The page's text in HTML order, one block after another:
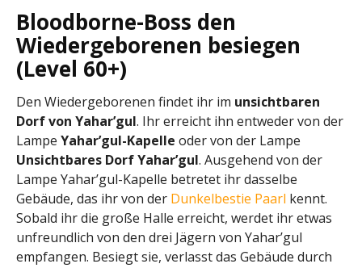
Bloodborne-Boss den
Wiedergeborenen besiegen
(Level 60+)
Den Wiedergeborenen findet ihr im unsichtbaren
Dorf von Yahar’gul. Ihr erreicht ihn entweder von der
Lampe Yahar’gul-Kapelle oder von der Lampe
Unsichtbares Dorf Yahar’gul. Ausgehend von der
Lampe Yahar’gul-Kapelle betretet ihr dasselbe
Gebäude, das ihr von der Dunkelbestie Paarl kennt.
Sobald ihr die große Halle erreicht, werdet ihr etwas
unfreundlich von den drei Jägern von Yahar’gul
empfangen. Besiegt sie, verlasst das Gebäude durch